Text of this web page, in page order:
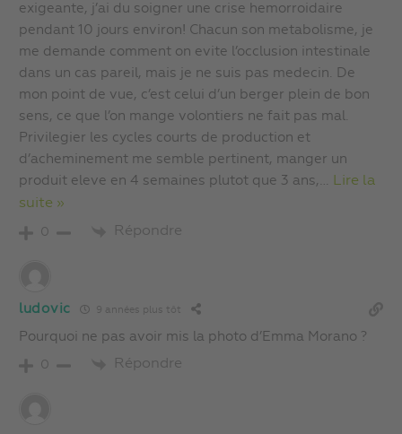
exigeante, j’ai du soigner une crise hemorroidaire
pendant 10 jours environ! Chacun son metabolisme, je
me demande comment on evite l’occlusion intestinale
dans un cas pareil, mais je ne suis pas medecin. De
mon point de vue, c’est celui d’un berger plein de bon
sens, ce que l’on mange volontiers ne fait pas mal.
Privilegier les cycles courts de production et
d’acheminement me semble pertinent, manger un
produit eleve en 4 semaines plutot que 3 ans, … Lire la
suite »
0 Répondre
ludovic 9 années plus tôt
Pourquoi ne pas avoir mis la photo d’Emma Morano ?
0 Répondre